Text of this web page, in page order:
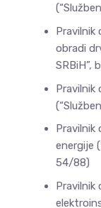
Pravilnik
obradi
SRBiH”,
Pravilnik
energije
54/88)
Pravilnik